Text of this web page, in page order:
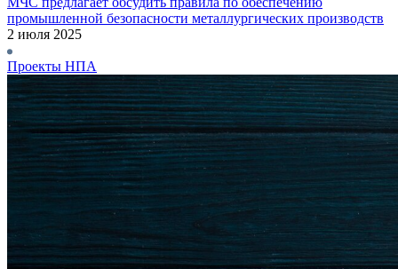
промышленной безопасности металлургических производств
2 июля 2025
Проекты НПА